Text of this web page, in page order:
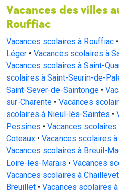
Vacances des villes
Rouffiac
Vacances scolaires à Rouffiac •
Léger • Vacances scolaires à
Vacances scolaires à Saint-
scolaires à Saint-Seurin-de-
Saint-Sever-de-Saintonge •
sur-Charente • Vacances
scolaires à Nieul-lès-Saintes •
Pessines • Vacances
Coteaux • Vacances scolaires
Vacances scolaires à Breuil-
Loire-les-Marais • Vacances
Vacances scolaires à
Breuillet • Vacances scolaires